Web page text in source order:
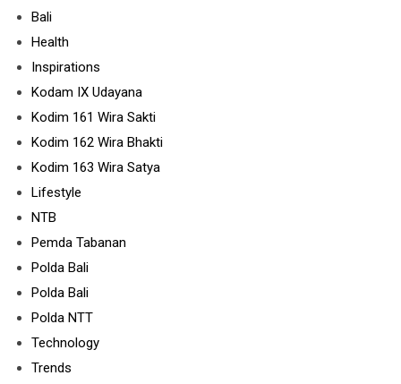
Bali
Health
Inspirations
Kodam IX Udayana
Kodim 161 Wira Sakti
Kodim 162 Wira Bhakti
Kodim 163 Wira Satya
Lifestyle
NTB
Pemda Tabanan
Polda Bali
Polda Bali
Polda NTT
Technology
Trends